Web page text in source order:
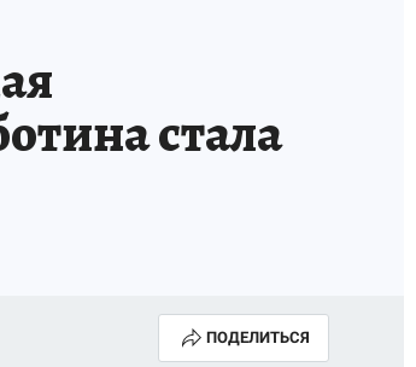
стала
ПОДЕЛИТЬСЯ